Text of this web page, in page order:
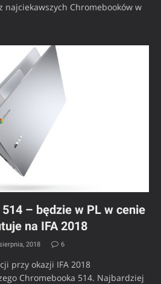
najciekawszych Chromebooków w
– będzie w PL w cenie
na IFA 2018
2018 6
przy okazji IFA 2018
Chromebooka 514. Najbardziej